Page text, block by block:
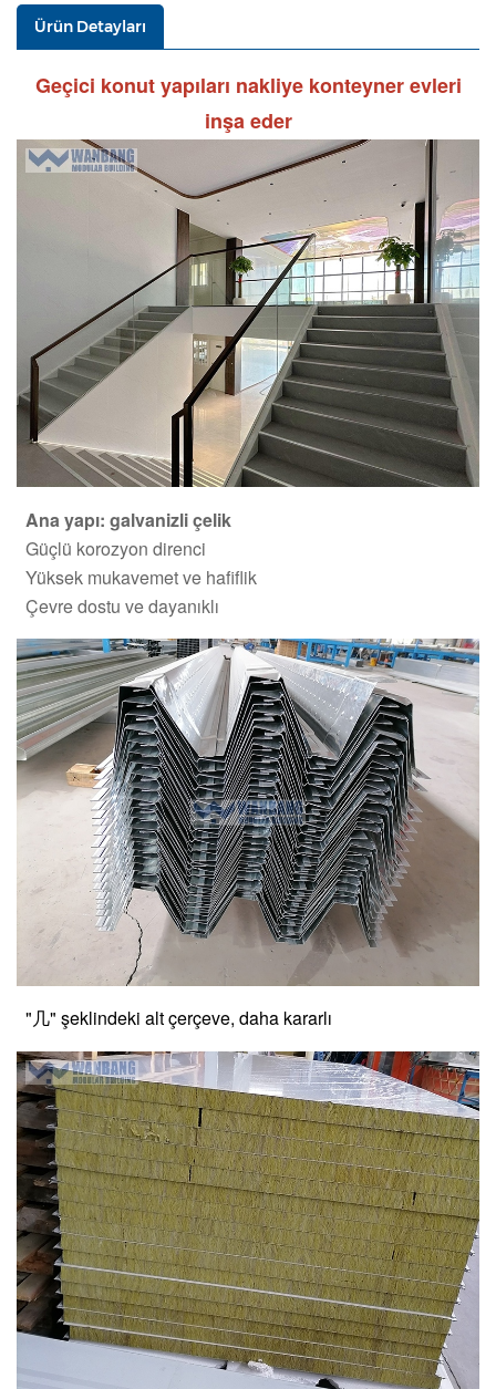
Ürün Detayları
Geçici konut yapıları nakliye konteyner evleri
inşa eder
Ana yapı: galvanizli çelik
Güçlü korozyon direnci
Yüksek mukavemet ve hafiflik
Çevre dostu ve dayanıklı
"几" şeklindeki alt çerçeve, daha kararlı